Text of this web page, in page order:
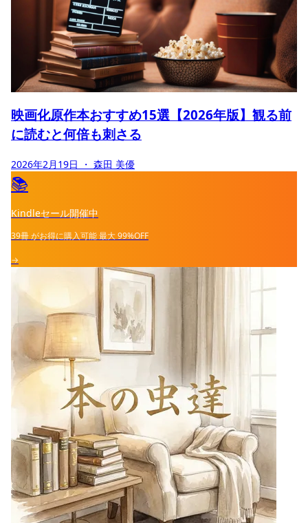
映画化原作本おすすめ15選【2026年版】観る前
に読むと何倍も刺さる
2026年2月19日 ・ 森田 美優
📚
Kindleセール開催中
39冊がお得に購入可能最大99%OFF
→